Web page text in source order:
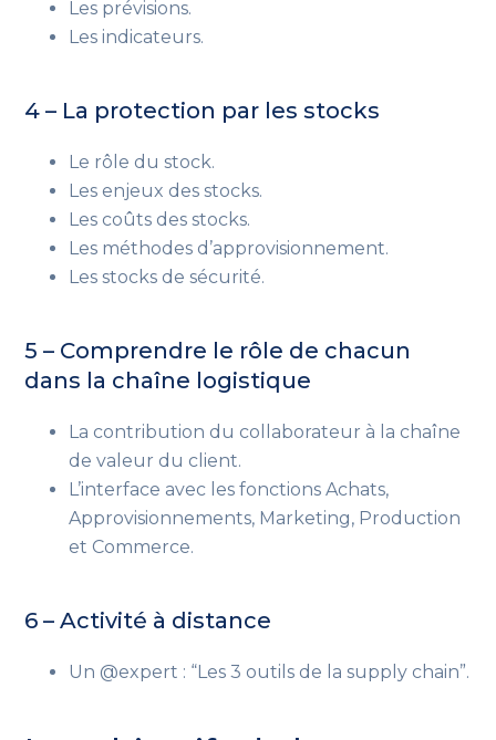
Les prévisions.
Les indicateurs.
4 – La protection par les stocks
Le rôle du stock.
Les enjeux des stocks.
Les coûts des stocks.
Les méthodes d’approvisionnement.
Les stocks de sécurité.
5 – Comprendre le rôle de chacun
dans la chaîne logistique
La contribution du collaborateur à la chaîne
de valeur du client.
L’interface avec les fonctions Achats,
Approvisionnements, Marketing, Production
et Commerce.
6 – Activité à distance
Un @expert : “Les 3 outils de la supply chain”.